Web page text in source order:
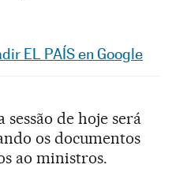
Twitter
Redes Sociales
EL PAÍS en Google
de hoje será
os documentos
ao ministros.